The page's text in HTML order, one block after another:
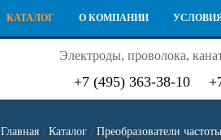
КАТАЛОГ О КОМПАНИИ
Электроды, проволока,
+7 (495) 363-38-10
Главная / Каталог / Преобразователи